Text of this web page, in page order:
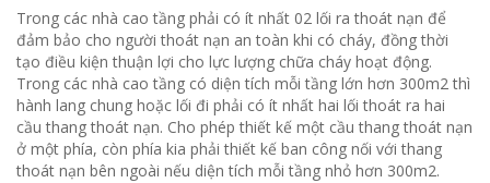
Trong các nhà cao tầng phải có ít nhất 02 lối ra thoát nạn để
đảm bảo cho người thoát nạn an toàn khi có cháy, đồng thời
tạo điều kiện thuận lợi cho lực lượng chữa cháy hoạt động.
Trong các nhà cao tầng có diện tích mỗi tầng lớn hơn 300m2 thì
hành lang chung hoặc lối đi phải có ít nhất hai lối thoát ra hai
cầu thang thoát nạn. Cho phép thiết kế một cầu thang thoát nạn
ở một phía, còn phía kia phải thiết kế ban công nối với thang
thoát nạn bên ngoài nếu diện tích mỗi tầng nhỏ hơn 300m2.